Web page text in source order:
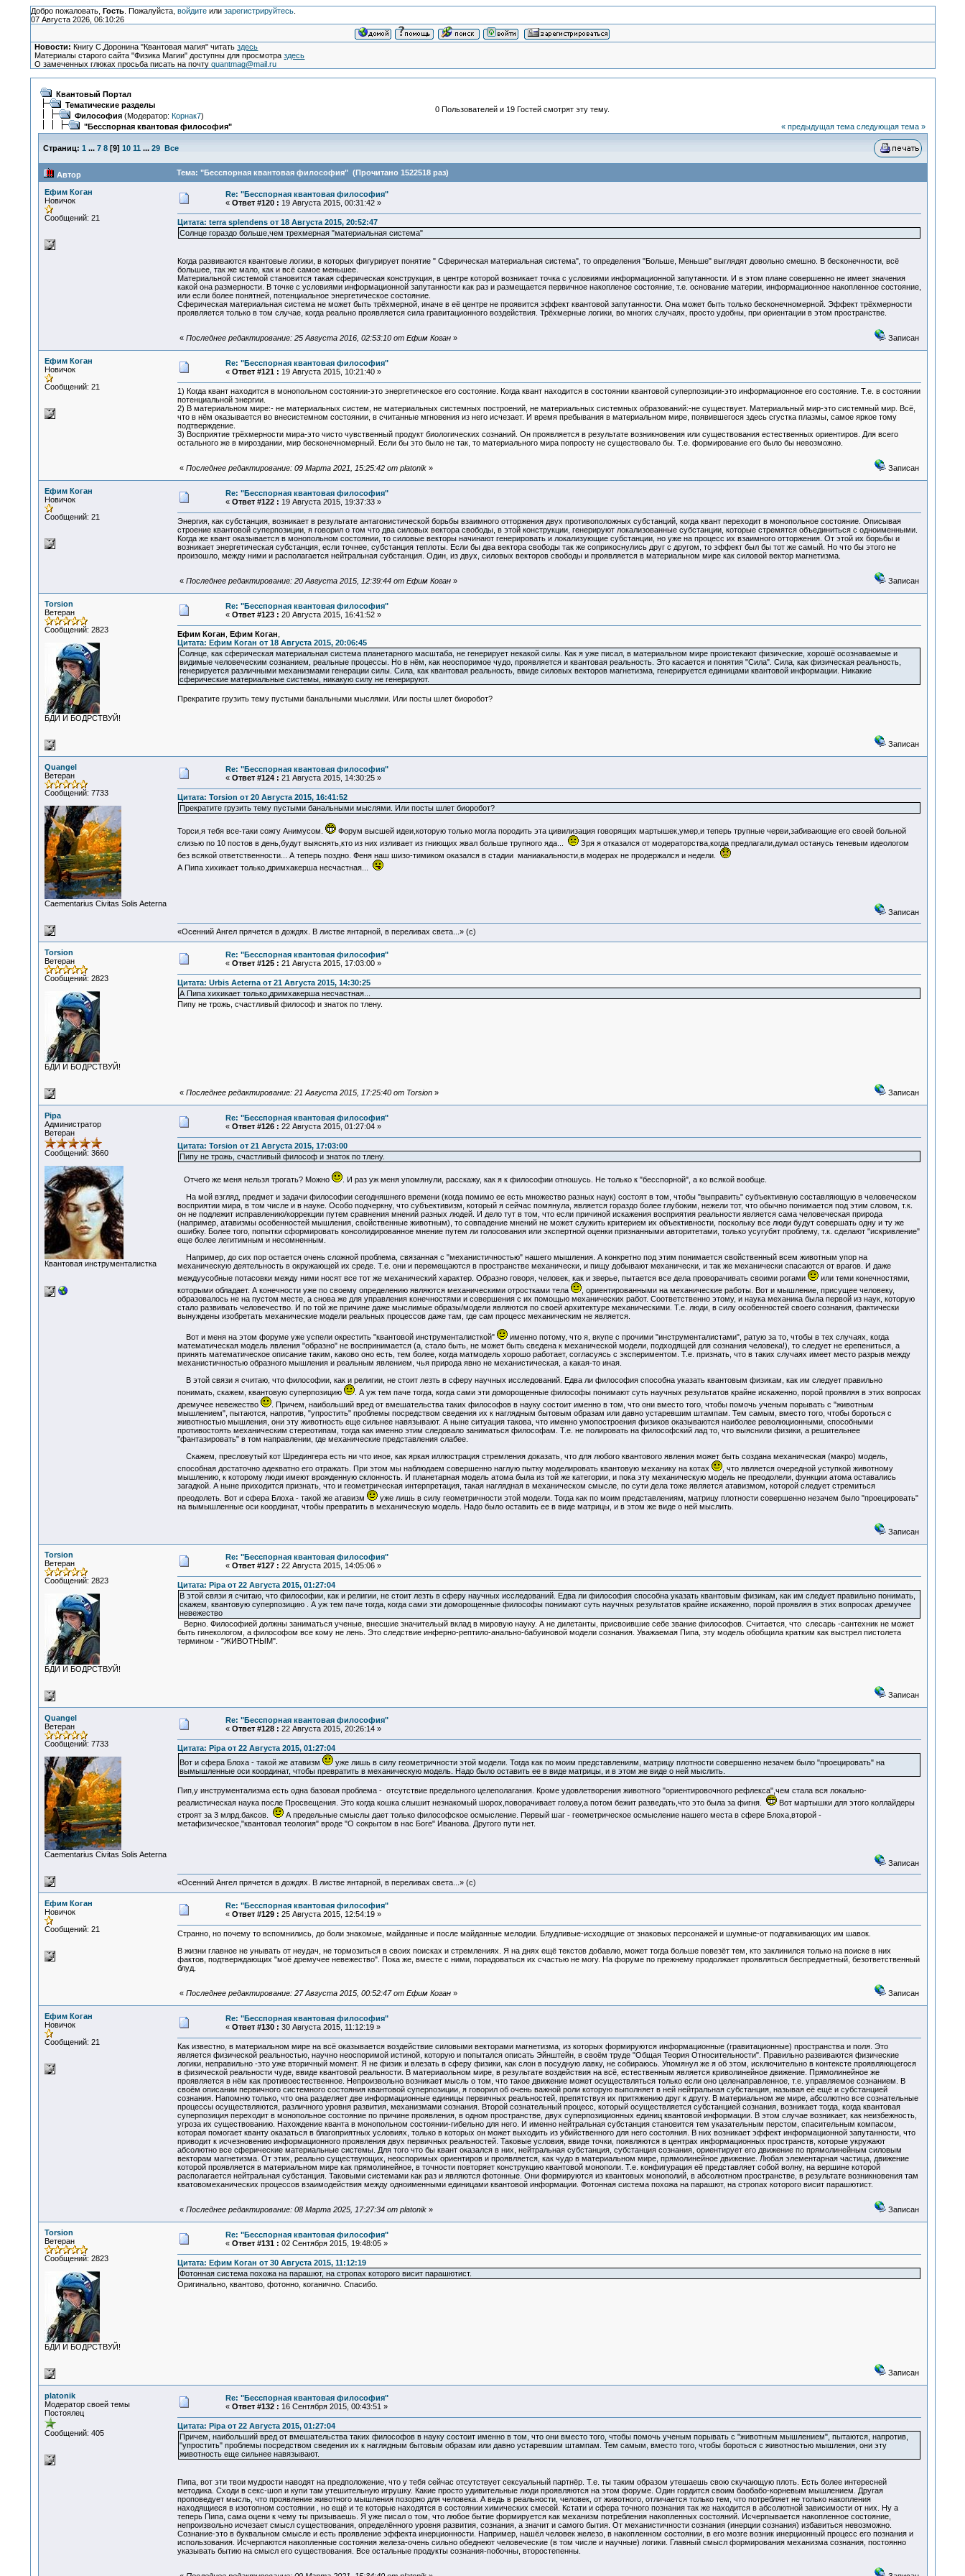
Добро пожаловать, Гость. Пожалуйста, войдитеили зарегистрируйтесь.
07 Августа 2026, 06:10:26
Новости: Книгу С.Доронина "Квантовая магия" читатьздесь
Материалы старого сайта "Физика Магии" доступны для просмотраздесь
О замеченных глюках просьба писать на почтуquantmag@mail.ru
Квантовый Портал
Тематические разделы
Философия(Модератор: Корнак7)
"Бесспорная квантовая философия"
0 Пользователей и 19 Гостей смотрят эту тему.
« предыдущая тема следующая тема »
Страниц: 1 ... 7 8[9] 10 11 ... 29 Все
Автор Тема: "Бесспорная квантовая философия" (Прочитано 1522518 раз)
Ефим Коган
Новичок
Сообщений: 21
Re: "Бесспорная квантовая философия"
« Ответ #120 : 19 Августа 2015, 00:31:42 »
Цитата: terra splendens от 18 Августа 2015, 20:52:47
Солнце гораздо больше,чем трехмерная "материальная система"
Когда развиваются квантовые логики, в которых фигурирует понятие " Сферическая материальная система", то определения "Больше, Меньше" выглядят довольно смешно. В бесконечности, всё
большее, так же мало, как и всё самое меньшее.
Материальной системой становится такая сферическая конструкция, в центре которой возникает точка с условиями информационной запутанности. И в этом плане совершенно не имеет значения
какой она размерности. В точке с условиями информационной запутанности как раз и размещается первичное накопленое состояние, т.е. основание материи, информационное накопленное состояние,
или если более понятней, потенциальное энергетическое состояние.
Сферическая материальная система не может быть трёхмерной, иначе в её центре не проявится эффект квантовой запутанности. Она может быть только бесконечномерной. Эффект трёхмерности
проявляется только в том случае, когда реально проявляется сила гравитационного воздействия. Трёхмерные логики, во многих случаях, просто удобны, при ориентации в этом пространстве.
« Последнее редактирование: 25 Августа 2016, 02:53:10 от Ефим Коган» Записан
Ефим Коган
Новичок
Сообщений: 21
Re: "Бесспорная квантовая философия"
« Ответ #121 : 19 Августа 2015, 10:21:40 »
1) Когда квант находится в монопольном состоянии-это энергетическое его состояние. Когда квант находится в состоянии квантовой суперпозиции-это информационное его состояние. Т.е. в состоянии
потенциальной энергии.
2) В материальном мире:- не материальных систем, не материальных системных построений, не материальных системных образований:-не существует. Материальный мир-это системный мир. Всё,
что в нём оказывается во внесистемном состоянии, в считанные мгновения из него исчезает. И время пребывания в материальном мире, появившегося здесь сгустка плазмы, самое яркое тому
подтверждение.
3) Восприятие трёхмерности мира-это чисто чувственный продукт биологических сознаний. Он проявляется в результате возникновения или существования естественных ориентиров. Для всего
остального же в мироздании, мир бесконечномерный. Если бы это было не так, то материального мира попросту не существовало бы. Т.е. формирование его было бы невозможно.
« Последнее редактирование: 09 Марта 2021, 15:25:42 от platonik» Записан
Ефим Коган
Новичок
Сообщений: 21
Re: "Бесспорная квантовая философия"
« Ответ #122 : 19 Августа 2015, 19:37:33 »
Энергия, как субстанция, возникает в результате антагонистической борьбы взаимного отторжения двух противоположных субстанций, когда квант переходит в монопольное состояние. Описывая
строение квантовой суперпозиции, я говорил о том что два силовых вектора свободы, в этой конструкции, генерируют локализованные субстанции, которые стремятся объединиться с одноименными.
Когда же квант оказывается в монопольном состоянии, то силовые векторы начинают генерировать и локализующие субстанции, но уже на процесс их взаимного отторжения. От этой их борьбы и
возникает энергетическая субстанция, если точнее, субстанция теплоты. Если бы два вектора свободы так же соприкоснулись друг с другом, то эффект был бы тот же самый. Но что бы этого не
произошло, между ними и располагается нейтральная субстанция. Один, из двух, силовых векторов свободы и проявляется в материальном мире как силовой вектор магнетизма.
« Последнее редактирование: 20 Августа 2015, 12:39:44 от Ефим Коган» Записан
Torsion
Ветеран
Сообщений: 2823
БДИ И БОДРСТВУЙ!
Re: "Бесспорная квантовая философия"
« Ответ #123 : 20 Августа 2015, 16:41:52 »
Ефим Коган Ефим Коган
Цитата: Ефим Коган от 18 Августа 2015, 20:06:45
Солнце, как сферическая материальная система планетарного масштаба, не генерирует некакой силы. Как я уже писал, в материальном мире проистекают физические, хорошё осознаваемые и
видимые человеческим сознанием, реальные процессы. Но в нём, как неоспоримое чудо, проявляется и квантовая реальность. Это касается и понятия "Сила". Сила, как физическая реальность,
генерируется различными механизмами генерации силы. Сила, как квантовая реальность, ввиде силовых векторов магнетизма, генерируется единицами квантовой информации. Никакие
сферические материальные системы, никакую силу не генерируют.
Прекратите грузить тему пустыми банальными мыслями. Или посты шлет биоробот?
Записан
Quangel
Ветеран
Сообщений: 7733
Сaementarius Civitas Solis Aeterna
Re: "Бесспорная квантовая философия"
« Ответ #124 : 21 Августа 2015, 14:30:25 »
Цитата: Torsion от 20 Августа 2015, 16:41:52
Прекратите грузить тему пустыми банальными мыслями. Или посты шлет биоробот?
Торси,я тебя все-таки сожгу Анимусом.
Форум высшей идеи,которую только могла породить эта цивилизация говорящих мартышек,умер,и теперь трупные черви,забивающие его своей больной
слизью по 10 постов в день,будут выяснять,кто из них изливает из гниющих жвал больше трупного яда...
Зря я отказался от модераторства,когда предлагали,думал останусь теневым идеологом
без всякой ответственности... А теперь поздно. Феня наш шизо-тимиком оказался в стадии маниакальности,в модерах не продержался и недели.
А Пипа хихикает только,дримхакерша несчастная...
Записан
«Осенний Ангел прячется в дождях. В листве янтарной, в переливах света...» (c)
Torsion
Ветеран
Сообщений: 2823
БДИ И БОДРСТВУЙ!
Re: "Бесспорная квантовая философия"
« Ответ #125 : 21 Августа 2015, 17:03:00 »
Цитата: Urbis Aeterna от 21 Августа 2015, 14:30:25
А Пипа хихикает только,дримхакерша несчастная...
Пипу не трожь, счастливый философ и знаток по тлену.
« Последнее редактирование: 21 Августа 2015, 17:25:40 от Torsion» Записан
Pipa
Администратор
Ветеран
Сообщений: 3660
Квантовая инструменталистка
Re: "Бесспорная квантовая философия"
« Ответ #126 : 22 Августа 2015, 01:27:04 »
Цитата: Torsion от 21 Августа 2015, 17:03:00
Пипу не трожь, счастливый философ и знаток по тлену.
Отчего же меня нельзя трогать? Можно
. И раз уж меня упомянули, расскажу, как я к философии отношусь. Не только к "бесспорной", а ко всякой вообще.
На мой взгляд, предмет и задачи философии сегодняшнего времени (когда помимо ее есть множество разных наук) состоят в том, чтобы "выправить" субъективную составляющую в человеческом
восприятии мира, в том числе и в науке. Особо подчеркну, что субъективизм, который я сейчас помянула, является гораздо более глубоким, нежели тот, что обычно понимается под этим словом, т.к.
он не подлежит исправлению/коррекции путем сравнения мнений разных людей. И дело тут в том, что если причиной искажения восприятия реальности является сама человеческая природа
(например, атавизмы особенностей мышления, свойственные животным), то совпадение мнений не может служить критерием их объективности, поскольку все люди будут совершать одну и ту же
ошибку. Более того, попытки сформировать консолидированное мнение путем ли голосования или экспертной оценки признанными авторитетами, только усугубят проблему, т.к. сделают "искривление"
еще более легитимным и несомненным.
Например, до сих пор остается очень сложной проблема, связанная с "механистичностью" нашего мышления. А конкретно под этим понимается свойственный всем животным упор на
механическую деятельность в окружающей их среде. Т.е. они и перемещаются в пространстве механически, и пищу добывают механически, и так же механически спасаются от врагов. И даже
междуусобные потасовки между ними носят все тот же механический характер. Образно говоря, человек, как и зверье, пытается все дела проворачивать своими рогами
или теми конечностями,
которыми обладает. А конечности уже по своему определению являются механическими отростками тела
, ориентированными на механические работы. Вот и мышление, присущее человеку,
образовалось не на пустом месте, а снова же для управления конечностями и совершения с их помощью механических работ. Соответственно этому, и наука механика была первой из наук, которую
стало развивать человечество. И по той же причине даже мыслимые образы/модели являются по своей архитектуре механическими. Т.е. люди, в силу особенностей своего сознания, фактически
вынуждены изобретать механические модели реальных процессов даже там, где сам процесс механическим не является.
Вот и меня на этом форуме уже успели окрестить "квантовой инструменталисткой"
именно потому, что я, вкупе с прочими "инструменталистами", ратую за то, чтобы в тех случаях, когда
математическая модель явления "образно" не воспринимается (а, стало быть, не может быть сведена к механической модели, подходящей для сознания человека!), то следует не ерепениться, а
принять математическое описание таким, каково оно есть, тем более, когда матмодель хорошо работает, согласуясь с экспериментом. Т.е. признать, что в таких случаях имеет место разрыв между
механистичностью образного мышления и реальным явлением, чья природа явно не механистическая, а какая-то иная.
В этой связи я считаю, что философии, как и религии, не стоит лезть в сферу научных исследований. Едва ли философия способна указать квантовым физикам, как им следует правильно
понимать, скажем, квантовую суперпозицию
. А уж тем паче тогда, когда сами эти доморощенные философы понимают суть научных результатов крайне искаженно, порой проявляя в этих вопросах
дремучее невежество
. Причем, наибольший вред от вмешательства таких философов в науку состоит именно в том, что они вместо того, чтобы помочь ученым порывать с "животным
мышлением", пытаются, напротив, "упростить" проблемы посредством сведения их к наглядным бытовым образам или давно устаревшим штампам. Тем самым, вместо того, чтобы бороться с
животностью мышления, они эту животность еще сильнее навязывают. А ныне ситуация такова, что именно умопостроения физиков оказываются наиболее революционными, способными
противостоять механическим стереотипам, тогда как именно этим следовало заниматься философам. Т.е. не полировать на философский лад то, что выяснили физики, а решительнее
"фантазировать" в том направлении, где механические представления слабее.
Скажем, пресловутый кот Шредингера есть ни что иное, как яркая иллюстрация стремления доказать, что для любого квантового явления может быть создана механическая (макро) модель,
способная достаточно адекватно его отражать. При этом мы наблюдаем совершенно наглую пытку моделировать квантовую механику на котах
, что является очередной уступкой животному
мышлению, к которому люди имеют врожденную склонность. И планетарная модель атома была из той же категории, и пока эту механическую модель не преодолели, функции атома оставались
загадкой. А ныне приходится признать, что и геометрическая интерпретация, такая наглядная в механическом смысле, по сути дела тоже является атавизмом, которой следует стремиться
преодолеть. Вот и сфера Блоха - такой же атавизм
уже лишь в силу геометричности этой модели. Тогда как по моим представлениям, матрицу плотности совершенно незачем было "проецировать"
на вымышленные оси координат, чтобы превратить в механическую модель. Надо было оставить ее в виде матрицы, и в этом же виде о ней мыслить.
Записан
Torsion
Ветеран
Сообщений: 2823
БДИ И БОДРСТВУЙ!
Re: "Бесспорная квантовая философия"
« Ответ #127 : 22 Августа 2015, 14:05:06 »
Цитата: Pipa от 22 Августа 2015, 01:27:04
В этой связи я считаю, что философии, как и религии, не стоит лезть в сферу научных исследований. Едва ли философия способна указать квантовым физикам, как им следует правильно понимать,
скажем, квантовую суперпозицию . А уж тем паче тогда, когда сами эти доморощенные философы понимают суть научных результатов крайне искаженно, порой проявляя в этих вопросах дремучее
невежество
Верно. Философией должны заниматься ученые, внесшие значительый вклад в мировую науку. А не дилетанты, присвоившие себе звание философов. Считается, что слесарь -сантехник не может
быть гинекологом, а философом все кому не лень. Это следствие инферно-рептило-анально-бабуиновой модели сознания. Уважаемая Пипа, эту модель обобщила кратким как выстрел пистолета
термином - "ЖИВОТНЫМ".
Записан
Quangel
Ветеран
Сообщений: 7733
Сaementarius Civitas Solis Aeterna
Re: "Бесспорная квантовая философия"
« Ответ #128 : 22 Августа 2015, 20:26:14 »
Цитата: Pipa от 22 Августа 2015, 01:27:04
Вот и сфера Блоха - такой же атавизм
уже лишь в силу геометричности этой модели. Тогда как по моим представлениям, матрицу плотности совершенно незачем было "проецировать" на
вымышленные оси координат, чтобы превратить в механическую модель. Надо было оставить ее в виде матрицы, и в этом же виде о ней мыслить.
Пип,у инструментализма есть одна базовая проблема - отсутствие предельного целеполагания. Кроме удовлетворения животного "ориентировочного рефлекса",чем стала вся локально-
реалистическая наука после Просвещения. Это когда кошка слышит незнакомый шорох,поворачивает голову,а потом бежит разведать,что это была за фигня.
Вот мартышки для этого коллайдеры
строят за 3 млрд.баксов.
А предельные смыслы дает только философское осмысление. Первый шаг - геометрическое осмысление нашего места в сфере Блоха,второй -
метафизическое,"квантовая теология" вроде "О сокрытом в нас Боге" Иванова. Другого пути нет.
Записан
«Осенний Ангел прячется в дождях. В листве янтарной, в переливах света...» (c)
Ефим Коган
Новичок
Сообщений: 21
Re: "Бесспорная квантовая философия"
« Ответ #129 : 25 Августа 2015, 12:54:19 »
Странно, но почему то вспомнились, до боли знакомые, майданные и после майданные мелодии. Блудливые-исходящие от знаковых персонажей и шумные-от подгавкивающих им шавок.
В жизни главное не унывать от неудач, не тормозиться в своих поисках и стремлениях. Я на днях ещё текстов добавлю, может тогда больше повезёт тем, кто заклинился только на поиске в них
фактов, подтверждающих "моё дремучее невежество". Пока же, вместе с ними, порадоваться их счастью не могу. На форуме по прежнему продолжает проявляться беспредметный, безответственный
блуд.
« Последнее редактирование: 27 Августа 2015, 00:52:47 от Ефим Коган» Записан
Ефим Коган
Новичок
Сообщений: 21
Re: "Бесспорная квантовая философия"
« Ответ #130 : 30 Августа 2015, 11:12:19 »
Как известно, в материальном мире на всё оказывается воздействие силовыми векторами магнетизма, из которых формируются информационные (гравитационные) пространства и поля. Это
является физической реальностью, научно неоспоримой истиной, которую и попытался описать Эйнштейн, в своём труде "Общая Теория Относительности". Правильно развиваются физические
логики, неправильно -это уже вторичный момент. Я не физик и влезать в сферу физики, как слон в посудную лавку, не собираюсь. Упомянул же я об этом, исключительно в контексте проявляющегося
в физической реальности чуде, ввиде квантовой реальности. В материаольном мире, в результате воздействия на всё, естественным является криволинейное движение. Прямолинейное же
проявляется в нём как противоестественное. Непроизвольно возникает мысль о том, что такое движение может осуществляться только если оно целенаправленное, т.е. управляемое сознанием. В
своём описании первичного системного состояния квантовой суперпозиции, я говорил об очень важной роли которую выполняет в ней нейтральная субстанция, называя её ещё и субстанцией
сознания. Напомню только, что она разделяет две информационные единицы первичных реальностей, препятствуя их притяжению друг к другу. В материальном же мире, абсолютно все сознательные
процессы осуществляются, различного уровня развития, механизмами сознания. Второй сознательный процесс, который осуществляется субстанцией сознания, возникает тогда, когда квантовая
суперпозиция переходит в монопольное состояние по причине проявления, в одном пространстве, двух суперпозиционных единиц квантовой информации. В этом случае возникает, как неизбежность,
угроза их существованию. Нахождение кванта в монопольном состоянии-гибельно для него. И именно нейтральная субстанция становится тем указательным перстом, спасительным компасом,
которая помогает кванту оказаться в благоприятных условиях, только в которых он может выходить из убийственного для него состояния. В них возникает эффект информационной запутанности, что
приводит к исчезновению информационного проявления двух первичных реальностей. Таковые условия, ввиде точки, появляются в центрах информационных пространств, которые укружают
абсолютно все сферические материальные системы. Для того что бы квант оказался в них, нейтральная субстанция, субстанция сознания, ориентирует его движение по прямолинейным силовым
векторам магнетизма. От этих, реально существующих, неоспоримых ориентиров и проявляется, как чудо в материальном мире, прямолинейное движение. Любая элементарная частица, движение
которой проявляется в материальном мире как прямолинейное, в точности повторяет конструкцию квантовой монополи. Т.е. конфигурация её представляет собой волну, на вершине которой
располагается нейтральная субстанция. Таковыми системами как раз и являются фотонные. Они формируются из квантовых монополий, в абсолютном пространстве, в результате возникновения там
кватовомеханических процессов взаимодействия между одноименными единицами квантовой информации. Фотонная система похожа на парашют, на стропах которого висит парашютист.
« Последнее редактирование: 08 Марта 2025, 17:27:34 от platonik» Записан
Torsion
Ветеран
Сообщений: 2823
БДИ И БОДРСТВУЙ!
Re: "Бесспорная квантовая философия"
« Ответ #131 : 02 Сентября 2015, 19:48:05 »
Цитата: Ефим Коган от 30 Августа 2015, 11:12:19
Фотонная система похожа на парашют, на стропах которого висит парашютист.
Оригинально, квантово, фотонно, коганично. Спасибо.
Записан
platonik
Модератор своей темы
Постоялец
Сообщений: 405
Re: "Бесспорная квантовая философия"
« Ответ #132 : 16 Сентября 2015, 00:43:51 »
Цитата: Pipa от 22 Августа 2015, 01:27:04
Причем, наибольший вред от вмешательства таких философов в науку состоит именно в том, что они вместо того, чтобы помочь ученым порывать с "животным мышлением", пытаются, напротив,
"упростить" проблемы посредством сведения их к наглядным бытовым образам или давно устаревшим штампам. Тем самым, вместо того, чтобы бороться с животностью мышления, они эту
животность еще сильнее навязывают.
Пипа, вот эти твои мудрости наводят на предположение, что у тебя сейчас отсутствует сексуальный партнёр. Т.е. ты таким образом утешаешь свою скучающую плоть. Есть более интересней
методика. Сходи в секс-шоп и купи там утешительную игрушку. Какие просто удивительные люди проявляются на этом форуме. Один гордится своим баобабо-корневым мышлением. Другая
проповедует мысль, что проявление животного мышления позорно для человека. А ведь в реальности, человек, от животного, отличается только тем, что потребляет не только накопления
находящиеся в изотопном состоянии , но ещё и те которые находятся в состоянии химических смесей. Кстати и сфера точного познания так же находится в абсолютной зависимости от них. Ну а
теперь Пипа, сама оцени к чему ты призываешь. Я уже писал о том, что любое бытие формируется как механизм потребления накопленных состояний. Исчерпывается накопленное состояние,
непроизвольно исчезает смысл существования, определённого уровня развития, сознания, а значит и самого бытия. От механистичности сознания (инерции сознания) избавиться невозможно.
Сознание-это в буквальном смысле и есть проявление эффекта инерционности. Например, нашёл человек железо, в накопленном состоянии, в его мозге возник инерционный процесс его познания и
использования. Исчерпаются накопленные состояния железа-очень сильно обеднеют человеческие (в том числе и научные) логики. Главный смысл формирования механизма сознания, постоянно
указывать бытию на смысл его существования. Все остальные продукты сознания-побочны, второстепенны.